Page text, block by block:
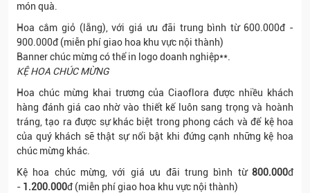
món quà.
Hoa cắm giỏ (lẵng), với giá ưu đãi trung bình từ 600.000đ -
900.000đ (miễn phí giao hoa khu vực nội thành)
Banner chúc mừng có thể in logo doanh nghiệp**.
KỆ HOA CHÚC MỪNG
Hoa chúc mừng khai trương của Ciaoflora được nhiều khách
hàng đánh giá cao nhờ vào thiết kế luôn sang trọng và hoành
tráng, tạo ra được sự khác biệt trong phong cách và để kệ hoa
của quý khách sẽ thật sự nổi bật khi đứng cạnh những kệ hoa
chúc mừng khác.
Kệ hoa chúc mừng,với giá ưu đãi trung bình từ800.000đ
- 1.200.000đ (miễn phí giao hoa khu vực nội thành)